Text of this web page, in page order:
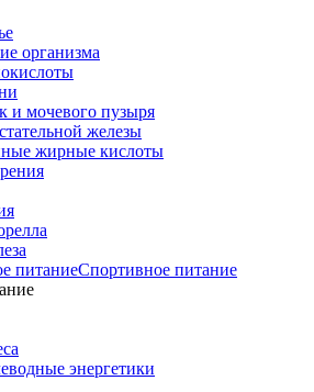
организма
и мочевого пузыря
железы
жирные кислоты
Спортивное питание
энергетики